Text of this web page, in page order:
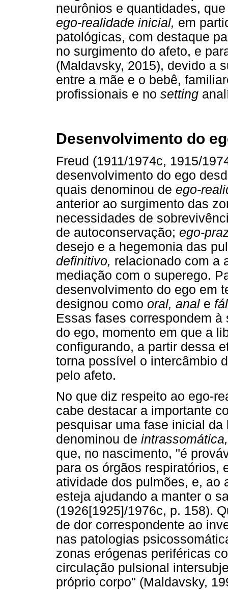
neurônios e quantidades,
ego-realidade inicial, em
patológicas, com destaque
no surgimento do afeto, e
(Maldavsky, 2015), devido a
entre a mãe e o bebê,
profissionais e no setting
Desenvolvimento do
Freud (1911/1974c, 1915/
desenvolvimento do ego
quais denominou de ego-
anterior ao surgimento das
necessidades de
de autoconservação; ego-
desejo e a hegemonia das
definitivo, relacionado com a
mediação com o superego.
desenvolvimento do ego em
designou como oral, anal e
Essas fases correspondem
do ego, momento em que a
configurando, a partir dessa
torna possível o intercâmbio
pelo afeto.
No que diz respeito ao ego-
cabe destacar a importante
pesquisar uma fase inicial
denominou de intrassomática,
que, no nascimento, "é
para os órgãos respiratórios,
atividade dos pulmões, e, ao
esteja ajudando a manter o
(1926[1925]/1976c, p. 158).
de dor correspondente ao
nas patologias
zonas erógenas periféricas
circulação pulsional
próprio corpo" (Maldavsky,